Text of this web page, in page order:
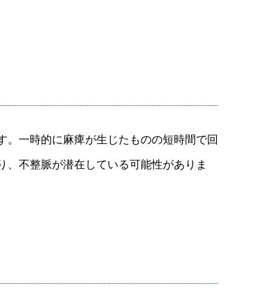
一時的に麻痺が生じたものの短時間で回
不整脈が潜在している可能性がありま